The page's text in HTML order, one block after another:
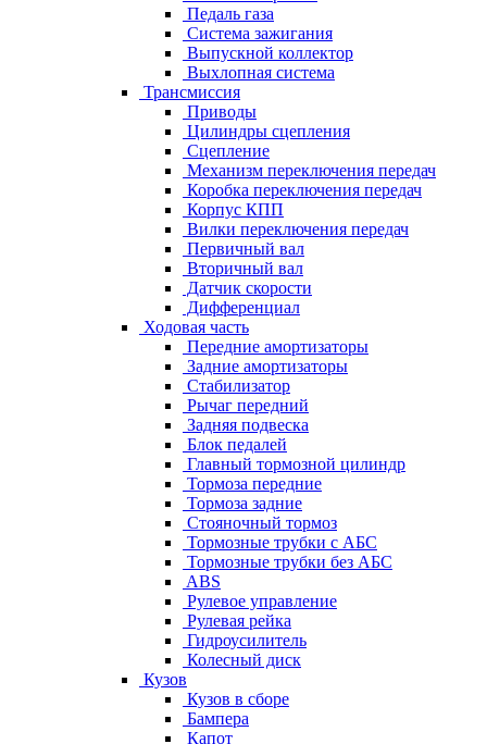
Педаль газа
Система зажигания
Выпускной коллектор
Выхлопная система
Трансмиссия
Приводы
Цилиндры сцепления
Сцепление
Механизм переключения передач
Коробка переключения передач
Корпус КПП
Вилки переключения передач
Первичный вал
Вторичный вал
Датчик скорости
Дифференциал
Ходовая часть
Передние амортизаторы
Задние амортизаторы
Стабилизатор
Рычаг передний
Задняя подвеска
Блок педалей
Главный тормозной цилиндр
Тормоза передние
Тормоза задние
Стояночный тормоз
Тормозные трубки с АБС
Тормозные трубки без АБС
ABS
Рулевое управление
Рулевая рейка
Гидроусилитель
Колесный диск
Кузов
Кузов в сборе
Бампера
Капот